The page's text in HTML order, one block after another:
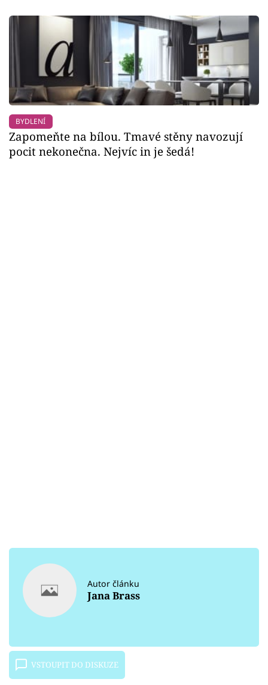
BYDLENÍ
Zapomeňte na bílou. Tmavé stěny navozují
pocit nekonečna. Nejvíc in je šedá!
Autor článku
Jana Brass
VSTOUPIT DO DISKUZE